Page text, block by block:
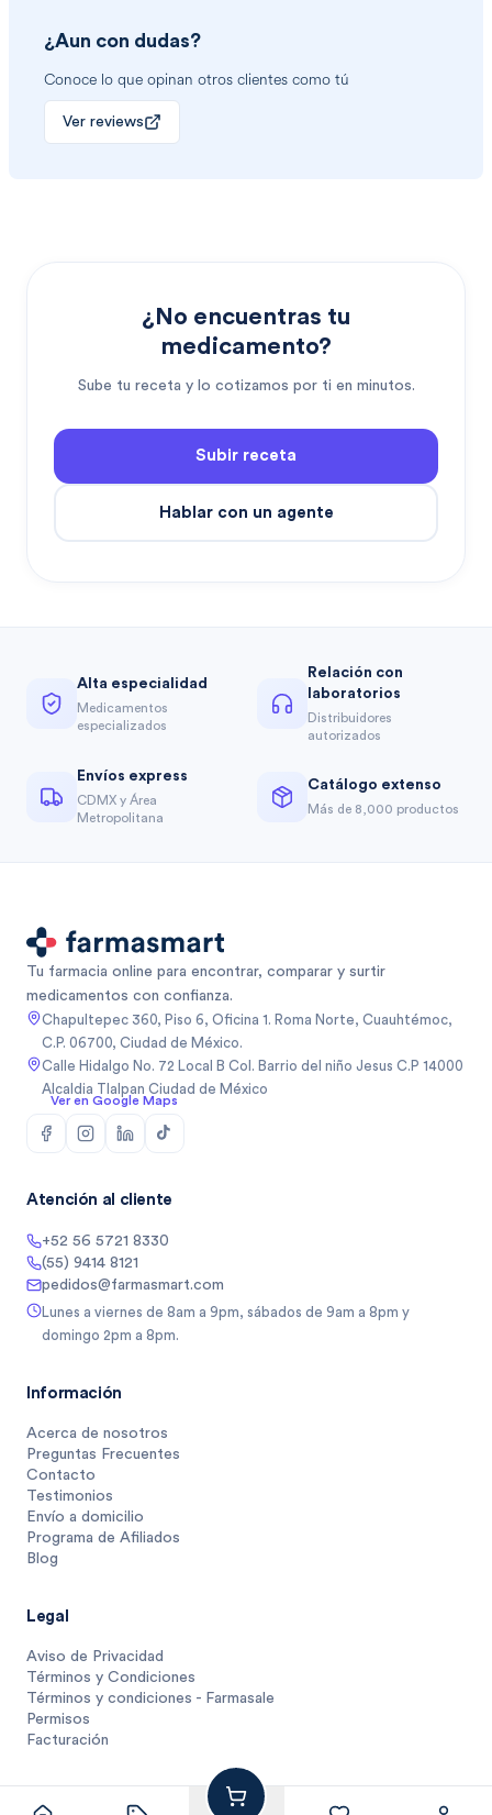
1 unidad $
$461.66
¿Aun con dudas?
Conoce lo que opinan otros clientes como tú
Ver reviews
¿No encuentras tu
medicamento?
Sube tu receta y lo cotizamos por ti en minutos.
Subir receta
Hablar con un agente
Alta especialidad
Medicamentos
especializados
Relación con
laboratorios
Distribuidores
autorizados
Envíos express
CDMX y Área
Metropolitana
Catálogo extenso
Más de 8,000 productos
Tu farmacia online para encontrar, comparar y surtir
medicamentos con confianza.
Chapultepec 360, Piso 6, Oficina 1. Roma Norte, Cuauhtémoc,
C.P. 06700, Ciudad de México.
Calle Hidalgo No. 72 Local B Col. Barrio del niño Jesus C.P 14000
Alcaldia Tlalpan Ciudad de México
Ver en Google Maps
Atención al cliente
+52 56 5721 8330
(55) 9414 8121
pedidos@farmasmart.com
Lunes a viernes de 8am a 9pm, sábados de 9am a 8pm y
domingo 2pm a 8pm.
Información
Acerca de nosotros
Preguntas Frecuentes
Contacto
Testimonios
Envío a domicilio
Programa de Afiliados
Blog
Legal
Aviso de Privacidad
Términos y Condiciones
Términos y condiciones - Farmasale
Permisos
Facturación